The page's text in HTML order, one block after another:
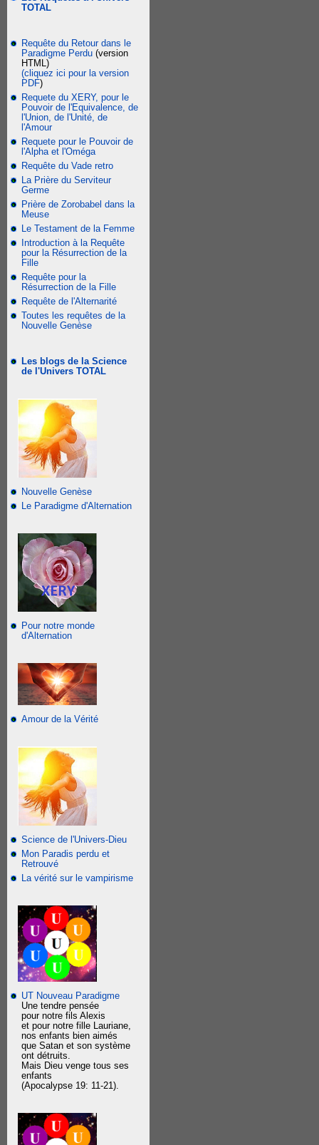
TOTAL
Requête du Retour dans le
Paradigme Perdu (version
HTML)
(cliquez ici pour la version
PDF)
Requete du XERY, pour le
Pouvoir de l'Equivalence, de
l'Union, de l'Unité, de
l'Amour
Requete pour le Pouvoir de
l'Alpha et l'Oméga
Requête du Vade retro
La Prière du Serviteur
Germe
Prière de Zorobabel dans la
Meuse
Le Testament de la Femme
Introduction à la Requête
pour la Résurrection de la
Fille
Requête pour la
Résurrection de la Fille
Requête de l'Alternarité
Toutes les requêtes de la
Nouvelle Genèse
Les blogs de la Science
de l'Univers TOTAL
Nouvelle Genèse
Le Paradigme d'Alternation
Pour notre monde
d'Alternation
Amour de la Vérité
Science de l'Univers-Dieu
Mon Paradis perdu et
Retrouvé
La vérité sur le vampirisme
UT Nouveau Paradigme
Une tendre pensée
pour notre fils Alexis
et pour notre fille Lauriane,
nos enfants bien aimés
que Satan et son système
ont détruits.
Mais Dieu venge tous ses
enfants
(Apocalypse 19: 11-21).